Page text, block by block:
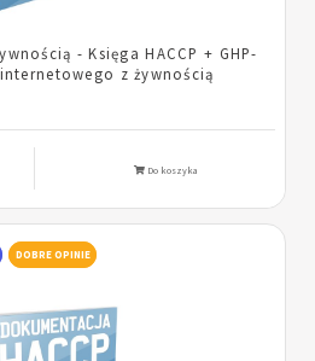
- Księga HACCP + GHP-
z żywnością
Do koszyka
DOBRE OPINIE